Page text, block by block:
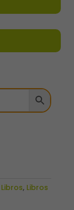
Libros, Libros